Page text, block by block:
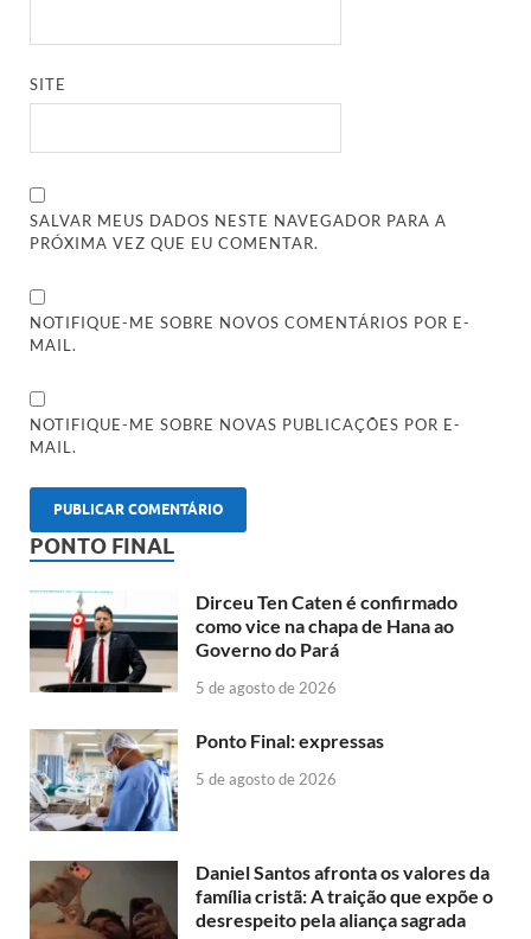
SITE
SALVAR MEUS DADOS NESTE NAVEGADOR PARA A
PRÓXIMA VEZ QUE EU COMENTAR.
NOTIFIQUE-ME SOBRE NOVOS COMENTÁRIOS POR E-
MAIL.
NOTIFIQUE-ME SOBRE NOVAS PUBLICAÇÕES POR E-
MAIL.
PONTO FINAL
Dirceu Ten Caten é confirmado
como vice na chapa de Hana ao
Governo do Pará
5 de agosto de 2026
Ponto Final: expressas
5 de agosto de 2026
Daniel Santos afronta os valores da
família cristã: A traição que expõe o
desrespeito pela aliança sagrada